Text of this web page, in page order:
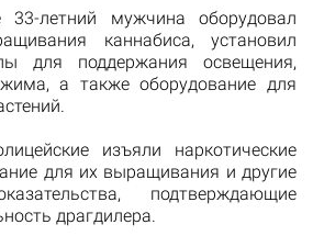
летний мужчина оборудовал
каннабиса, установил
для поддержания освещения,
а также оборудование для
изъяли наркотические
для их выращивания и другие
подтверждающие
драгдилера.